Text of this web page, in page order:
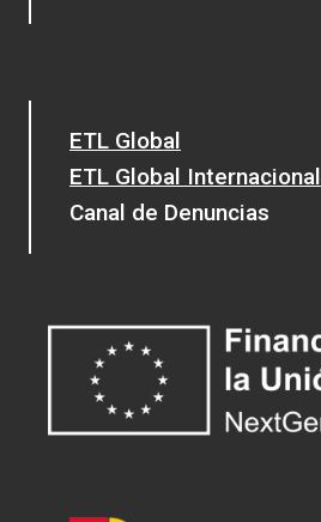
ETL Global
ETL Global Internacional
Canal de Denuncias